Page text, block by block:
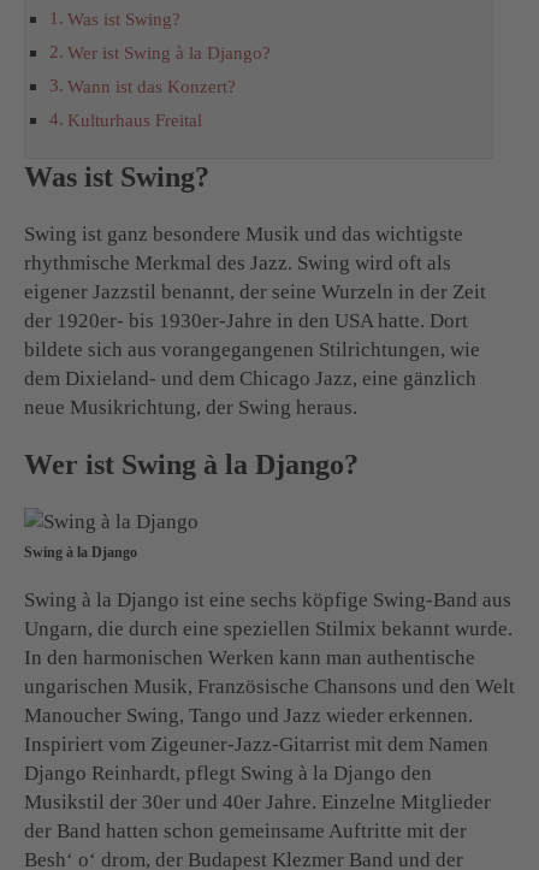
Was ist Swing?
Wer ist Swing à la Django?
Wann ist das Konzert?
Kulturhaus Freital
Was ist Swing?
Swing ist ganz besondere Musik und das wichtigste
rhythmische Merkmal des Jazz. Swing wird oft als
eigener Jazzstil benannt, der seine Wurzeln in der Zeit
der 1920er- bis 1930er-Jahre in den USA hatte. Dort
bildete sich aus vorangegangenen Stilrichtungen, wie
dem Dixieland- und dem Chicago Jazz, eine gänzlich
neue Musikrichtung, der Swing heraus.
Wer ist Swing à la Django?
Swing à la Django
Swing à la Django ist eine sechs köpfige Swing-Band aus
Ungarn, die durch eine speziellen Stilmix bekannt wurde.
In den harmonischen Werken kann man authentische
ungarischen Musik, Französische Chansons und den Welt
Manoucher Swing, Tango und Jazz wieder erkennen.
Inspiriert vom Zigeuner-Jazz-Gitarrist mit dem Namen
Django Reinhardt, pflegt Swing à la Django den
Musikstil der 30er und 40er Jahre. Einzelne Mitglieder
der Band hatten schon gemeinsame Auftritte mit der
Besh‘ o‘ drom, der Budapest Klezmer Band und der